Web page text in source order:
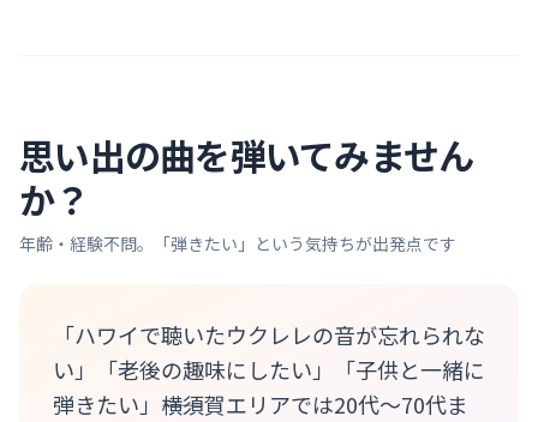
思い出の曲を弾いてみません
か？
年齢・経験不問。「弾きたい」という気持ちが出発点です
「ハワイで聴いたウクレレの音が忘れられな
い」「老後の趣味にしたい」「子供と一緒に
弾きたい」――横須賀エリアでは20代〜70代ま